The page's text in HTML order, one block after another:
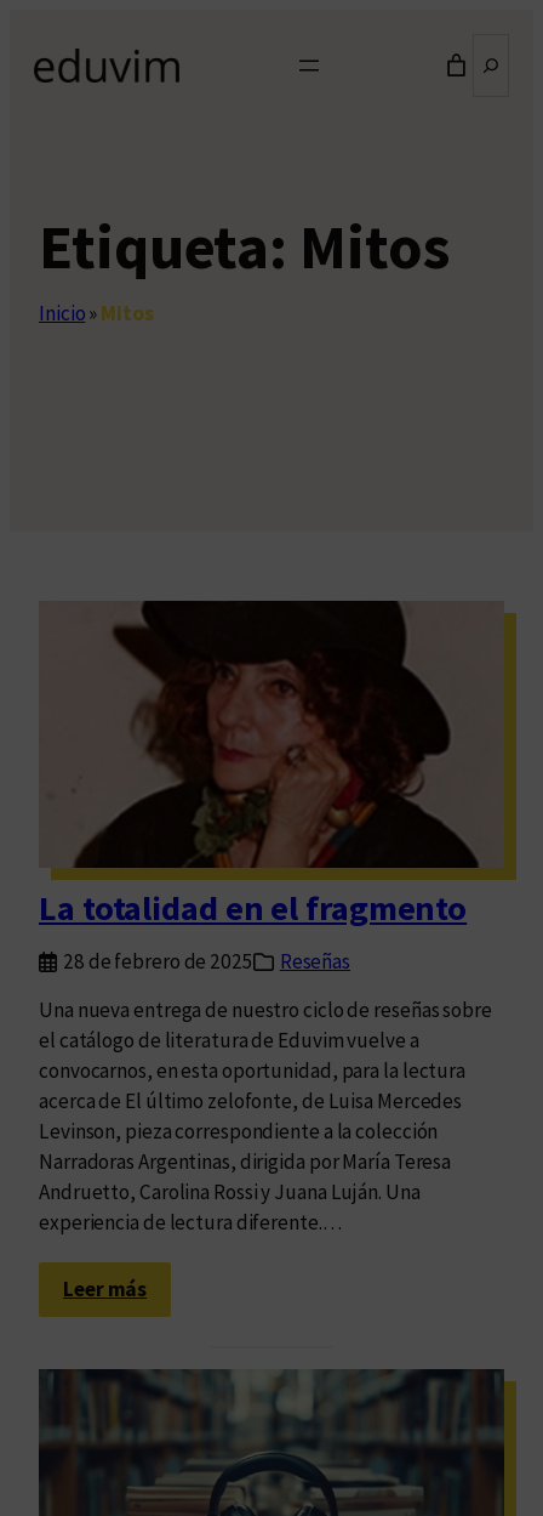
contenido
Etiqueta: Mitos
Inicio»Mitos
La totalidad en el fragmento
28 de febrero de 2025
Reseñas
Una nueva entrega de nuestro ciclo de reseñas sobre
el catálogo de literatura de Eduvim vuelve a
convocarnos, en esta oportunidad, para la lectura
acerca de El último zelofonte, de Luisa Mercedes
Levinson, pieza correspondiente a la colección
Narradoras Argentinas, dirigida por María Teresa
Andruetto, Carolina Rossi y Juana Luján. Una
experiencia de lectura diferente.…
Leer más:
L
t
t
l